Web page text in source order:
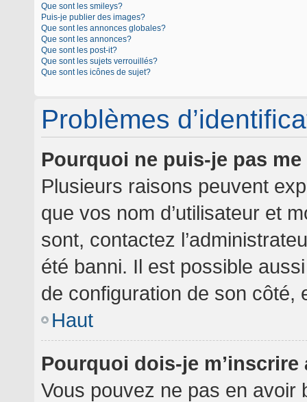
Que sont les smileys?
Puis-je publier des images?
Que sont les annonces globales?
Que sont les annonces?
Que sont les post-it?
Que sont les sujets verrouillés?
Que sont les icônes de sujet?
Problèmes
Pourquoi ne puis-je pas
Plusieurs raisons peuvent
que vos nom d’utilisateur et
sont, contactez
été banni. Il est possible
de configuration de son côté,
Haut
Pourquoi dois-je
Vous pouvez ne pas en avoir